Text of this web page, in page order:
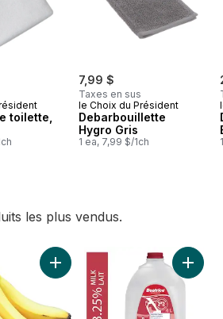
toilette,
7,99 $
Taxes en sus
le Choix du Président
Debarbouillette
Hygro Gris
1 ea, 7,99 $/1ch
les plus vendus.
laitue romaine au panier
Ajouter Bananes grappe au